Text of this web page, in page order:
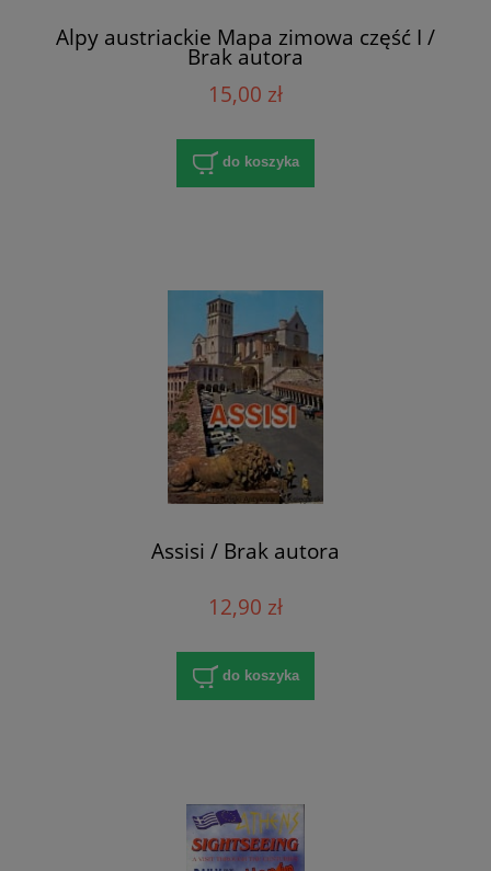
Alpy austriackie Mapa zimowa część I /
Brak autora
15,00 zł
do koszyka
Assisi / Brak autora
12,90 zł
do koszyka